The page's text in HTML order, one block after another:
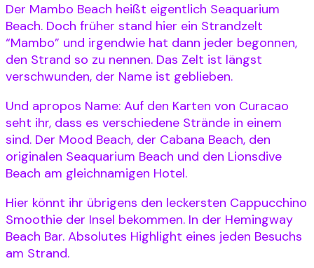
Der Mambo Beach heißt eigentlich Seaquarium
Beach. Doch früher stand hier ein Strandzelt
“Mambo” und irgendwie hat dann jeder begonnen,
den Strand so zu nennen. Das Zelt ist längst
verschwunden, der Name ist geblieben.
Und apropos Name: Auf den Karten von Curacao
seht ihr, dass es verschiedene Strände in einem
sind. Der Mood Beach, der Cabana Beach, den
originalen Seaquarium Beach und den Lionsdive
Beach am gleichnamigen Hotel.
Hier könnt ihr übrigens den leckersten Cappucchino
Smoothie der Insel bekommen. In der Hemingway
Beach Bar. Absolutes Highlight eines jeden Besuchs
am Strand.